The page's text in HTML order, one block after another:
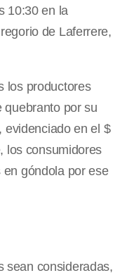
10:30 en la
de Laferrere,
los productores
quebranto por su
evidenciado en el $
los consumidores
en góndola por ese
sean consideradas,